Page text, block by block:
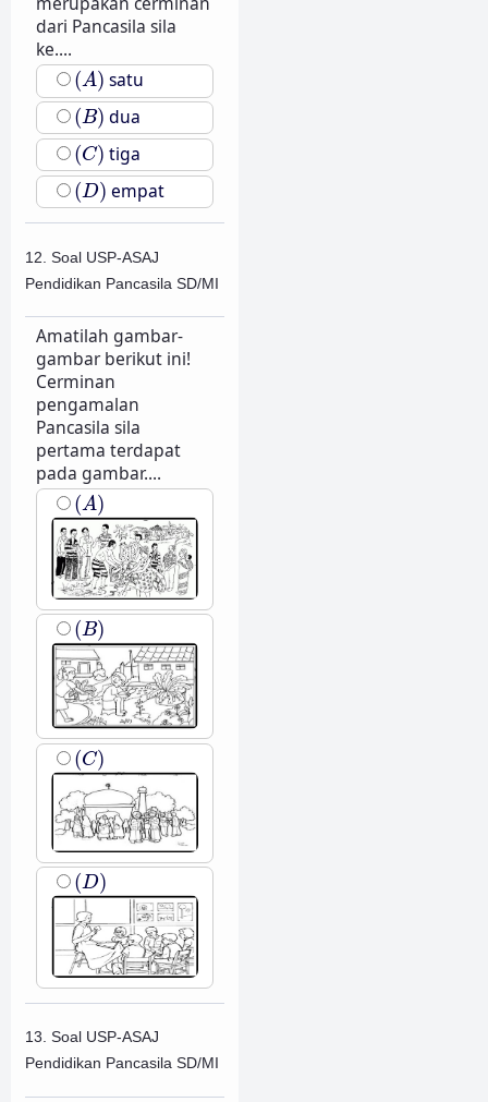
dari Pancasila sila
ke....
(A)
(A) satu
(B)
(B) dua
(C)
(C) tiga
(D)
(D) empat
12. Soal USP-ASAJ
Pendidikan Pancasila SD/MI
Amatilah gambar-
gambar berikut ini!
Cerminan
pengamalan
Pancasila sila
pertama terdapat
pada gambar....
(A)
(A)
(B)
(B)
(C)
(C)
(D)
(D)
13. Soal USP-ASAJ
Pendidikan Pancasila SD/MI